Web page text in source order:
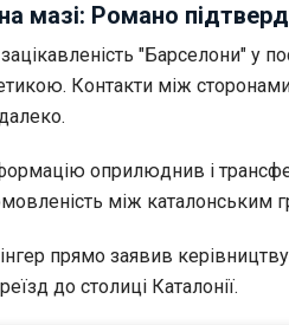
мазі: Романо
"Барселони" у
Контакти між
оприлюднив і
між каталонським
прямо заявив
до столиці Каталонії.